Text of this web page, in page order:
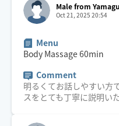
Male from
Oct 21, 2025 20:54
Menu
Body Massage60min
Comment
明るくてお話しやすい方
スをとても丁寧に説明い